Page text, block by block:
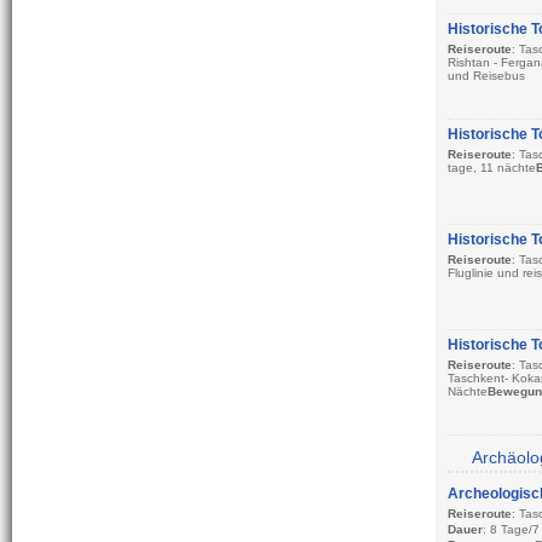
Aufenhalt
: In
Historische
Reiseroute:
Rishtan -
und Reisebus
Historische
Reiseroute:
tage, 11 nächte
Historische
Reiseroute:
Fluglinie und
Historische
Reiseroute:
Taschkent-
Nächte
Reiseroute:
Dauer: 8 Tage/